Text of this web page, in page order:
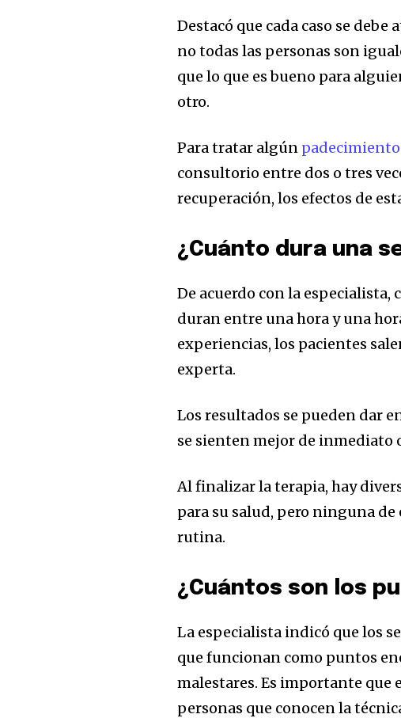
Destacó que cada caso se
no todas las personas son
que lo que es bueno para
otro.
Para tratar algún padecimiento
consultorio entre dos o tres
recuperación, los efectos de
¿Cuánto dura una
De acuerdo con la especialista,
duran entre una hora y una
experiencias, los pacientes
experta.
Los resultados se pueden dar
se sienten mejor de inmediato
Al finalizar la terapia, hay
para su salud, pero ninguna
rutina.
¿Cuántos son los
La especialista indicó que los
que funcionan como puntos
malestares. Es importante que
personas que conocen la